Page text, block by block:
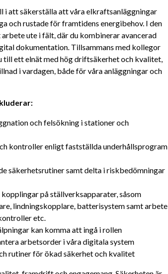
i att säkerställa att våra elkraftsanläggningar
och rustade för framtidens energibehov. I den
ute i fält, där du kombinerar avancerad
dokumentation. Tillsammans med kollegor
ett elnät med hög driftsäkerhet och kvalitet,
i vardagen, både för våra anläggningar och
och felsökning i stationer och
kontroller enligt fastställda underhållsprogram
säkerhetsrutiner samt delta i riskbedömningar
på ställverksapparater, såsom
lindningskopplare, batterisystem samt arbete
etc.
kan komma att ingå i rollen
arbetsorder i våra digitala system
rutiner för ökad säkerhet och kvalitet